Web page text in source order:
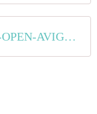
INSCRITS-OPEN-AVIGNON-2019